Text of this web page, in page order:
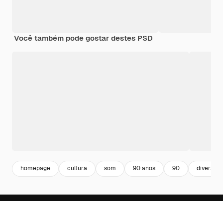
Você também pode gostar destes PSD
homepage cultura som 90 anos 90 diversão